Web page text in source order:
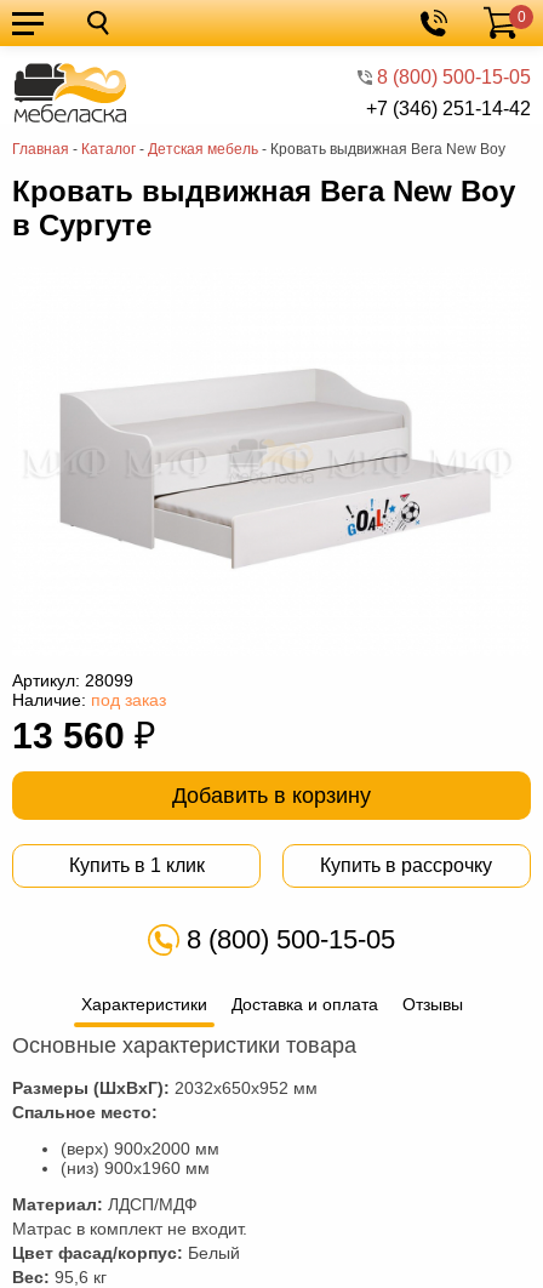
8 (800) 500-15-05
+7 (346) 251-14-42
Корзина
0
Главная - Каталог - Детская мебель - Кровать выдвижная Вега New Boy
Кухонные
гарнитуры
Мебель
для
кухни
Мебель
для
спальни
Кровати
Шкафы
Диваны
компьютер
для
ванной
Мебель
трансформер
Матрасы
мешки
Мебель
из
Садовая
Кровать выдвижная Вега New Boy
в Сургуте
Артикул: 28099
Наличие: под заказ
13 560 ₽
Добавить в корзину
Купить в 1 клик Купить в рассрочку
8 (800) 500-15-05
Характеристики Доставка и оплата Отзывы
Основные характеристики товара
Размеры (ШхВхГ): 2032х650х952 мм
Спальное место:
(верх) 900х2000 мм
(низ) 900х1960 мм
Материал: ЛДСП/МДФ
Матрас в комплект не входит.
Цвет фасад/корпус: Белый
Вес: 95,6 кг